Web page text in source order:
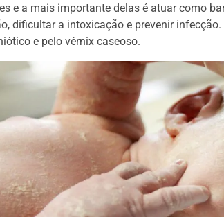
e a mais importante delas é atuar como
dificultar a intoxicação e prevenir infecção.
e pelo vérnix caseoso.